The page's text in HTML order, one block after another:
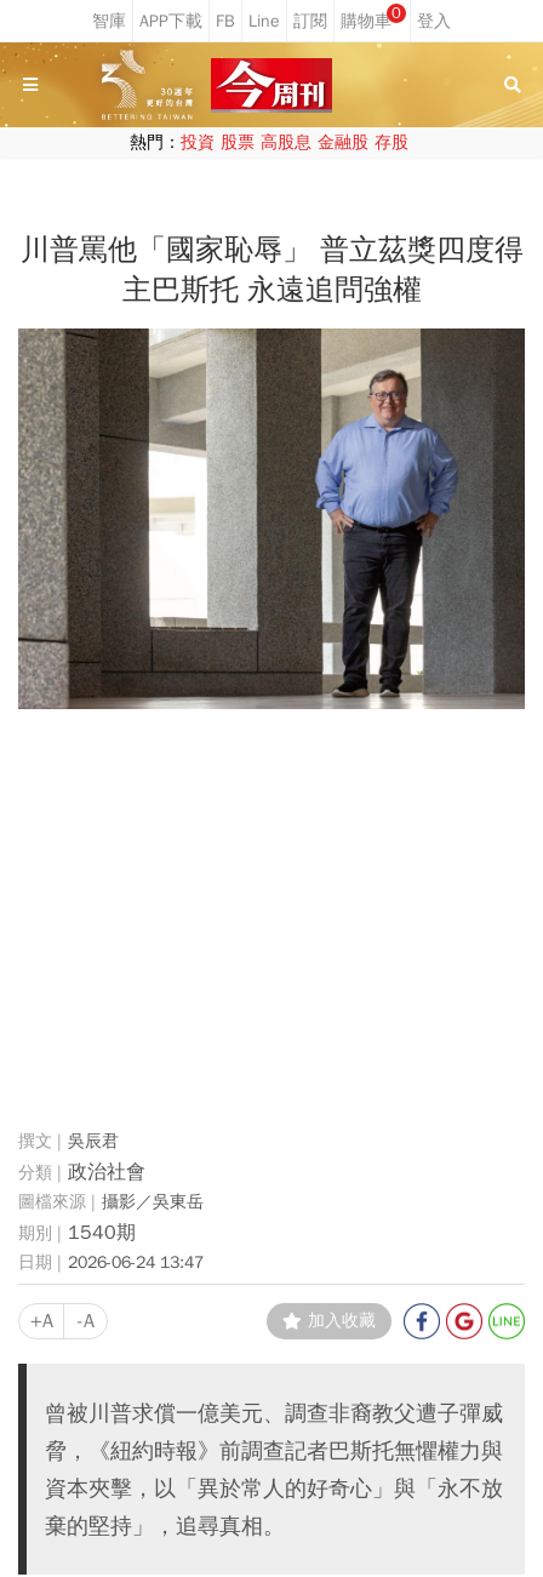
0
熱門： 投資 股票 高股息 金融股 存股
川普罵他「國家恥辱」 普立茲獎四度得
主巴斯托 永遠追問強權
吳辰君
政治社會
攝影／吳東岳
1540期
2026-06-24 13:47
+A -A 加入收藏
曾被川普求償一億美元、調查非裔教父遭子彈威
脅，《紐約時報》前調查記者巴斯托無懼權力與
資本夾擊，以「異於常人的好奇心」與「永不放
棄的堅持」，追尋真相。